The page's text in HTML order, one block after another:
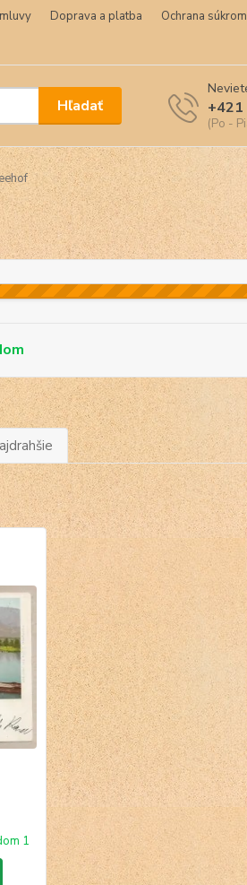
Doprava a platba
Ochrana
Hľadať
(Po -
1